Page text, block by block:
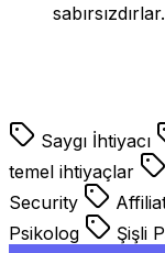
Saygı İhtiyacı
temel ihtiyaçlar
Security
Psikolog
Şişli